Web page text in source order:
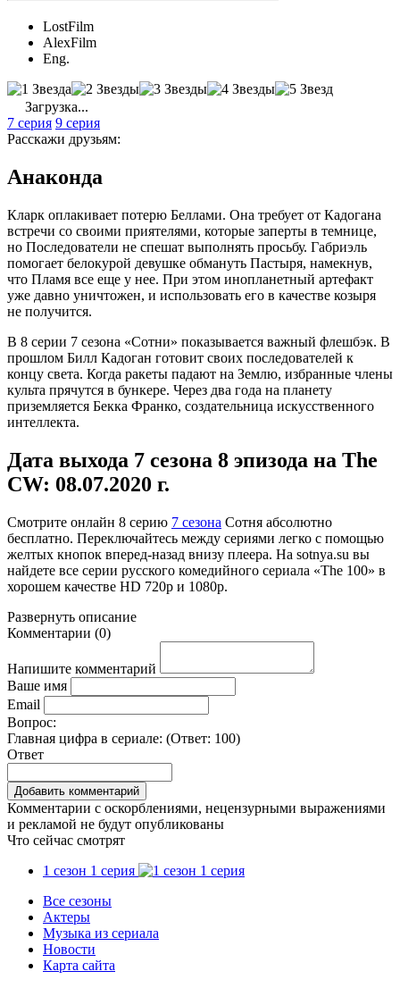
LostFilm
AlexFilm
Eng.
Загрузка...
7 серия 9 серия
Расскажи друзьям:
Анаконда
Кларк оплакивает потерю Беллами. Она требует от Кадогана
встречи со своими приятелями, которые заперты в темнице,
но Последователи не спешат выполнять просьбу. Габриэль
помогает белокурой девушке обмануть Пастыря, намекнув,
что Пламя все еще у нее. При этом инопланетный артефакт
уже давно уничтожен, и использовать его в качестве козыря
не получится.
В 8 серии 7 сезона «Сотни» показывается важный флешбэк. В
прошлом Билл Кадоган готовит своих последователей к
концу света. Когда ракеты падают на Землю, избранные члены
культа прячутся в бункере. Через два года на планету
приземляется Бекка Франко, создательница искусственного
интеллекта.
Дата выхода 7 сезона 8 эпизода на The
CW: 08.07.2020 г.
Смотрите онлайн 8 серию 7 сезона Сотня абсолютно
бесплатно. Переключайтесь между сериями легко с помощью
желтых кнопок вперед-назад внизу плеера. На sotnya.su вы
найдете все серии русского комедийного сериала «The 100» в
хорошем качестве HD 720p и 1080p.
Развернуть описание
Комментарии (0)
Напишите комментарий
Ваше имя
Email
Вопрос:
Главная цифра в сериале: (Ответ: 100)
Ответ
Комментарии с оскорблениями, нецензурными выражениями
и рекламой не будут опубликованы
Что сейчас смотрят
1 сезон 1 серия
Все сезоны
Актеры
Музыка из сериала
Новости
Карта сайта